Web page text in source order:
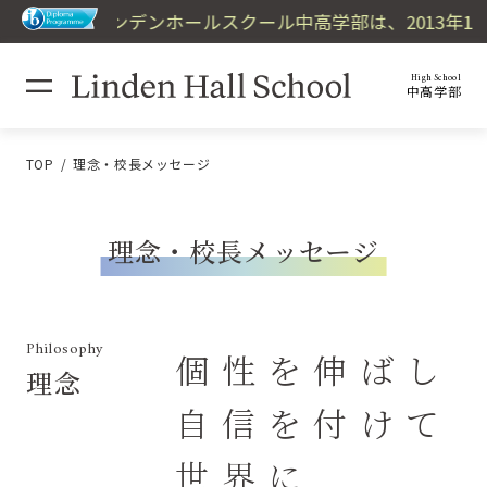
リンデンホールスクール中高学部は、2013年10
High School
中高学部
TOP 理念・校長メッセージ
理念・校長メッセージ
Philosophy
理念
個性を伸ばし
自信を付けて
世界に